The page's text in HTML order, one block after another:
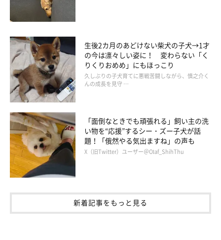
生後2カ月のあどけない柴犬の子犬→1才
の今は凛々しい姿に！ 変わらない「く
りくりおめめ」にもほっこり
久しぶりの子犬育てに悪戦苦闘しながら、慎之介く
んの成長を見守 …
「面倒なときでも頑張れる」飼い主の洗
い物を“応援”するシー・ズー子犬が話
題！「俄然やる気出ますね」の声も
X（旧Twitter）ユーザー＠Olaf_ShihThu
新着記事をもっと見る